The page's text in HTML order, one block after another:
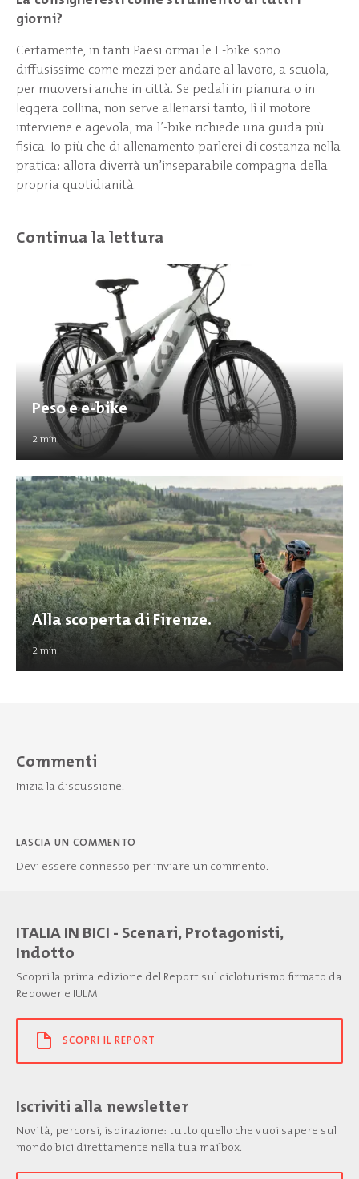
giorni?
Certamente, in tanti Paesi ormai le E-bike sono
diffusissime come mezzi per andare al lavoro, a scuola,
per muoversi anche in città. Se pedali in pianura o in
leggera collina, non serve allenarsi tanto, lì il motore
interviene e agevola, ma l’-bike richiede una guida più
fisica. Io più che di allenamento parlerei di costanza nella
pratica: allora diverrà un’inseparabile compagna della
propria quotidianità.
Continua la lettura
Peso e e-bike
2min
Alla scoperta di Firenze.
2min
Commenti
Inizia la discussione.
LASCIA UN COMMENTO
Devi essere connesso per inviare un commento.
ITALIA IN BICI - Scenari, Protagonisti,
Indotto
Scopri la prima edizione del Report sul cicloturismo firmato da
Repower e IULM
SCOPRI IL REPORT
Iscriviti alla newsletter
Novità, percorsi, ispirazione: tutto quello che vuoi sapere sul
mondo bici direttamente nella tua mailbox.